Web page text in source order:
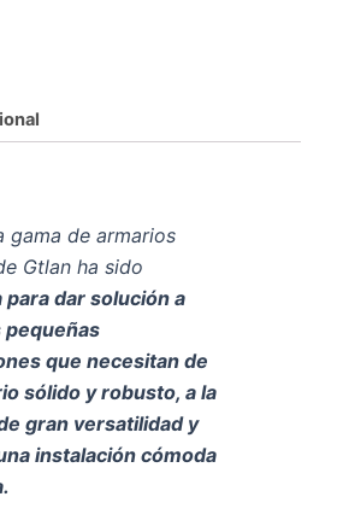
gama de armarios
Gtlan ha sido
para dar solución a
pequeñas
que necesitan de
sólido y robusto, a la
gran versatilidad y
instalación cómoda